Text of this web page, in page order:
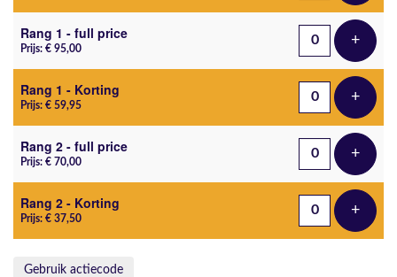
Rang 1 - full price
Prijs: € 95,00 +Voeg
Rang 1 - Korting
Prijs: € 59,95 +Voeg
Rang 2 - full price
Prijs: € 70,00 +Voeg
Rang 2 - Korting
Prijs: € 37,50 +Voeg
Gebruik actiecode